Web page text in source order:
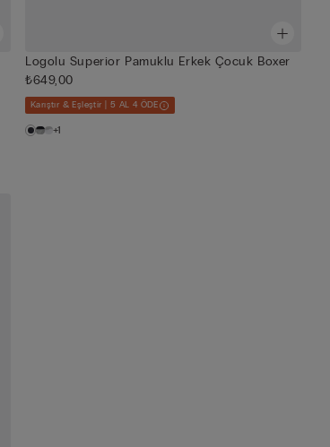
Logolu Superior Pamuklu Erkek Çocuk Boxer
₺649,00
Karıştır & Eşleştir | 5 AL 4 ÖDE
+1